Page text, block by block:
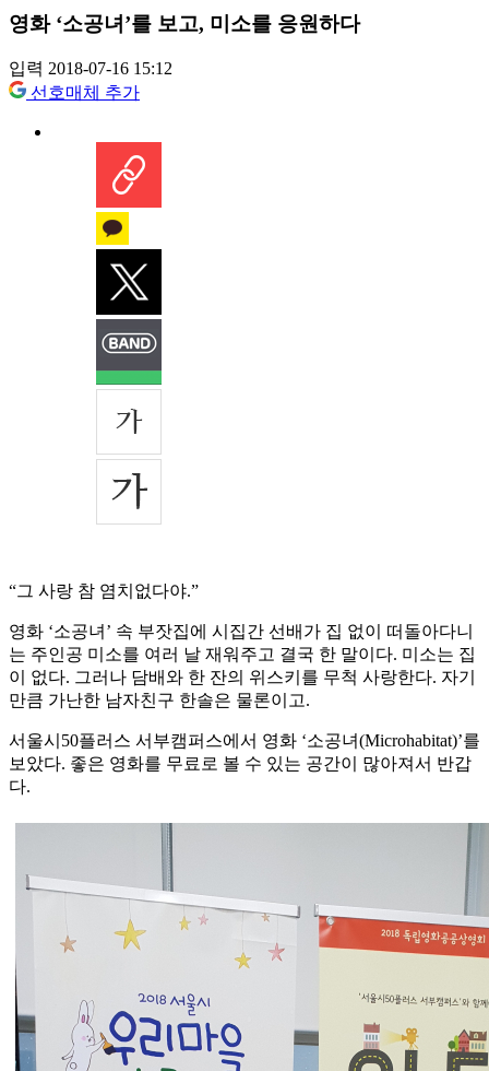
영화 ‘소공녀’를 보고, 미소를 응원하다
입력 2018-07-16 15:12
선호매체 추가
“그 사랑 참 염치없다야.”
영화 ‘소공녀’ 속 부잣집에 시집간 선배가 집 없이 떠돌아다니
는 주인공 미소를 여러 날 재워주고 결국 한 말이다. 미소는 집
이 없다. 그러나 담배와 한 잔의 위스키를 무척 사랑한다. 자기
만큼 가난한 남자친구 한솔은 물론이고.
서울시50플러스 서부캠퍼스에서 영화 ‘소공녀(Microhabitat)’를
보았다. 좋은 영화를 무료로 볼 수 있는 공간이 많아져서 반갑
다.